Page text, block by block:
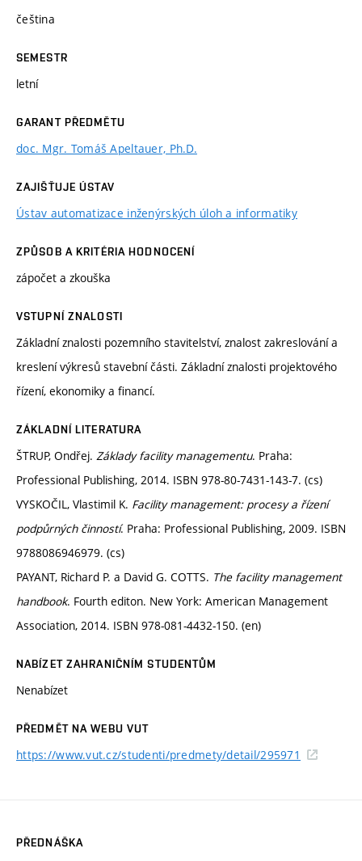
čeština
SEMESTR
letní
GARANT PŘEDMĚTU
doc. Mgr. Tomáš Apeltauer, Ph.D.
ZAJIŠŤUJE ÚSTAV
Ústav automatizace inženýrských úloh a informatiky
ZPŮSOB A KRITÉRIA HODNOCENÍ
zápočet a zkouška
VSTUPNÍ ZNALOSTI
Základní znalosti pozemního stavitelství, znalost zakreslování a
kreslení výkresů stavební části. Základní znalosti projektového
řízení, ekonomiky a financí.
ZÁKLADNÍ LITERATURA
ŠTRUP, Ondřej. Základy facility managementu. Praha:
Professional Publishing, 2014. ISBN 978-80-7431-143-7. (cs)
VYSKOČIL, Vlastimil K. Facility management: procesy a řízení
podpůrných činností. Praha: Professional Publishing, 2009. ISBN
9788086946979. (cs)
PAYANT, Richard P. a David G. COTTS. The facility management
handbook. Fourth editon. New York: American Management
Association, 2014. ISBN 978-081-4432-150. (en)
NABÍZET ZAHRANIČNÍM STUDENTŮM
Nenabízet
PŘEDMĚT NA WEBU VUT
https://www.vut.cz/studenti/predmety/detail/295971
PŘEDNÁŠKA